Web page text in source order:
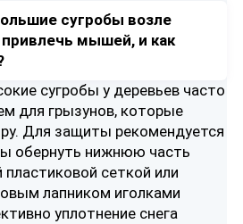
сугробы возле
мышей, и как
сугробы у деревьев часто
для грызунов, которые
Для защиты рекомендуется
обернуть нижнюю часть
пластиковой сеткой или
лапником иголками
уплотнение снега